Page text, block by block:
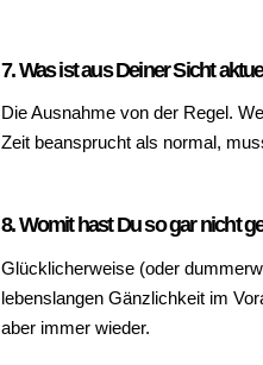
7. Was ist aus Deiner Sicht
Die Ausnahme von der Regel.
Zeit beansprucht als normal,
8. Womit hast Du so gar nicht
Glücklicherweise (oder
lebenslangen Gänzlichkeit im
aber immer wieder.